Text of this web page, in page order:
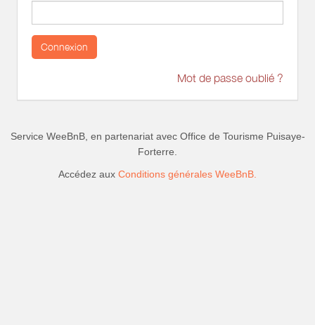
Connexion
Mot de passe oublié ?
Service WeeBnB, en partenariat avec Office de Tourisme Puisaye-
Forterre
Accédez aux Conditions générales WeeBnB.